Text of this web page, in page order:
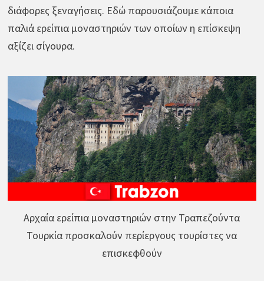
διάφορες ξεναγήσεις. Εδώ παρουσιάζουμε κάποια
παλιά ερείπια μοναστηριών των οποίων η επίσκεψη
αξίζει σίγουρα.
Αρχαία ερείπια μοναστηριών στην Τραπεζούντα
Τουρκία προσκαλούν περίεργους τουρίστες να
επισκεφθούν